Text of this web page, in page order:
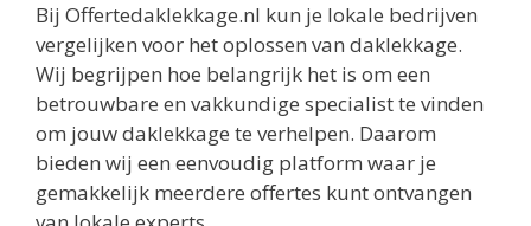
Bij Offertedaklekkage.nl kun je lokale bedrijven
vergelijken voor het oplossen van daklekkage.
Wij begrijpen hoe belangrijk het is om een
betrouwbare en vakkundige specialist te vinden
om jouw daklekkage te verhelpen. Daarom
bieden wij een eenvoudig platform waar je
gemakkelijk meerdere offertes kunt ontvangen